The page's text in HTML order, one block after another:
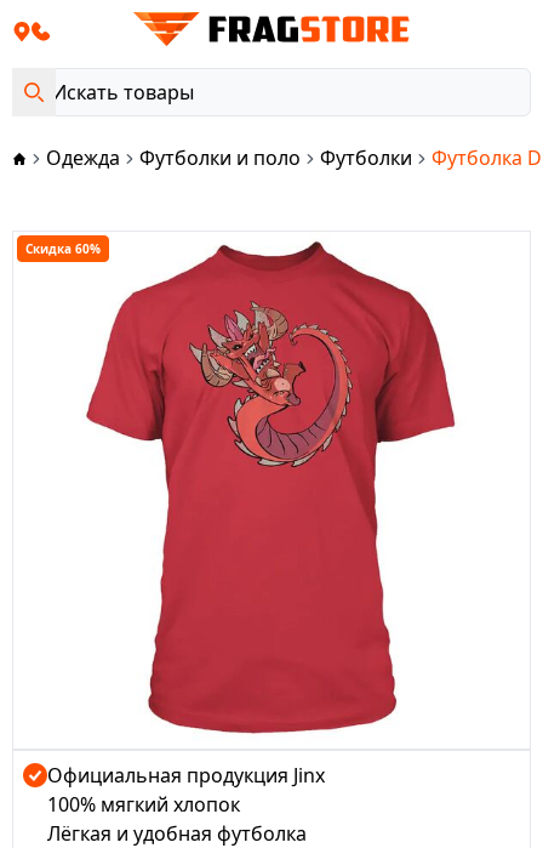
Одежда Футболки и поло Футболки Футболка
Скидка 60%
Официальная продукция Jinx
100% мягкий хлопок
Лёгкая и удобная футболка